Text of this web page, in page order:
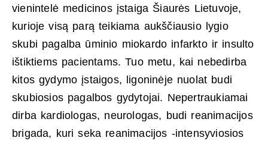
vienintelė medicinos įstaiga Šiaurės Lietuvoje,
kurioje visą parą teikiama aukščiausio lygio
skubi pagalba ūminio miokardo infarkto ir insulto
ištiktiems pacientams. Tuo metu, kai nebedirba
kitos gydymo įstaigos, ligoninėje nuolat budi
skubiosios pagalbos gydytojai. Nepertraukiamai
dirba kardiologas, neurologas, budi reanimacijos
brigada, kuri seka reanimacijos -intensyviosios